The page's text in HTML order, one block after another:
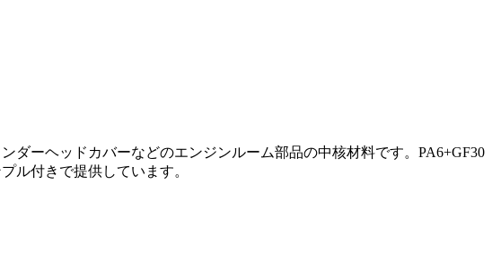
ダーヘッドカバーなどのエンジンルーム部品の中核材料です。PA6+GF30
ル付きで提供しています。